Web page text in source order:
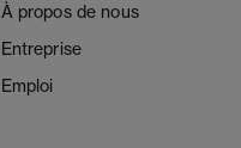
À propos de nous
Entreprise
Emploi